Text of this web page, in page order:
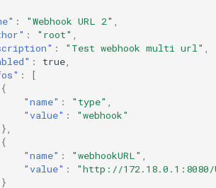
: "Webhook URL 2" ,
: "root" ,
: "Test webhook multi url" ,
: true,
:
[
{
"name" : "type" ,
"value" :
"webhook"
},
{
"name" : "webhookURL" ,
"value" :
"http://172.18.0.1:8080/
}